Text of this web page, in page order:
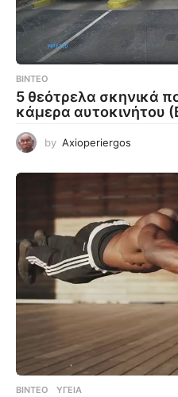
ΒΊΝΤΕΟ
5 θεότρελα σκηνικά
κάμερα αυτοκινήτου
by Axioperiergos
ΒΊΝΤΕΟ ΥΓΕΊΑ